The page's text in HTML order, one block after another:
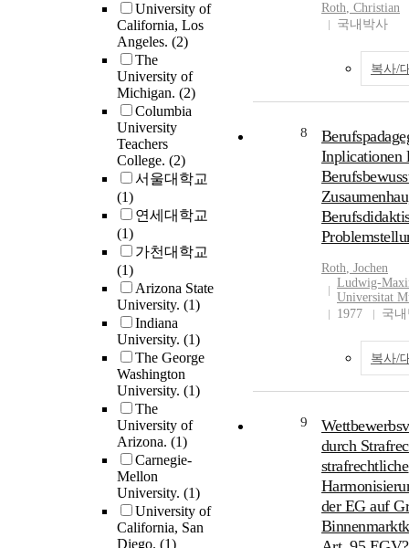
University of
California, Los
Angeles. (2)
The
University of
Michigan. (2)
Columbia
University
Teachers
College. (2)
서울대학교
(1)
연세대학교
(1)
가천대학교
(1)
Arizona State
University. (1)
Indiana
University. (1)
The George
Washington
University. (1)
The
University of
Arizona. (1)
Carnegie-
Mellon
University. (1)
University of
California, San
Diego. (1)
Roth, Christian
국내박사
복사/
8
Inplicationen
Roth, Jochen
Ludwig-
Universitat
1977
국
복사/
9
durch
strafrechtliche
der EG auf